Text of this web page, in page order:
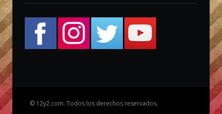
© 12y2.com. Todos los derechos reservados.